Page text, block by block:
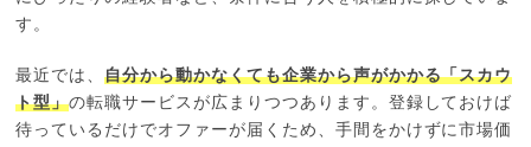
す。
最近では、自分から動かなくても企業から声がかかる「スカウ
ト型」の転職サービスが広まりつつあります。登録しておけば
待っているだけでオファーが届くため、手間をかけずに市場価